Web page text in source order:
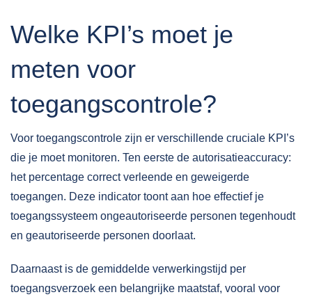
Welke KPI’s moet je
meten voor
toegangscontrole?
Voor toegangscontrole zijn er verschillende cruciale KPI’s
die je moet monitoren. Ten eerste de autorisatieaccuracy:
het percentage correct verleende en geweigerde
toegangen. Deze indicator toont aan hoe effectief je
toegangssysteem ongeautoriseerde personen tegenhoudt
en geautoriseerde personen doorlaat.
Daarnaast is de gemiddelde verwerkingstijd per
toegangsverzoek een belangrijke maatstaf, vooral voor